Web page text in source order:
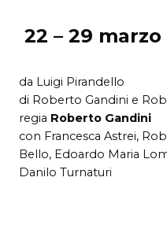
22 – 29 marzo
da Luigi Pirandello
di Roberto Gandini e
regia Roberto Gandini
con Francesca Astrei,
Bello, Edoardo Maria
Danilo Turnaturi